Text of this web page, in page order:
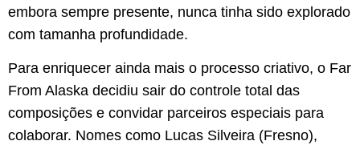
embora sempre presente, nunca tinha sido explorado
com tamanha profundidade.
Para enriquecer ainda mais o processo criativo, o Far
From Alaska decidiu sair do controle total das
composições e convidar parceiros especiais para
colaborar. Nomes como Lucas Silveira (Fresno),